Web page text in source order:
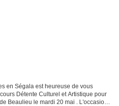
en Ségala est heureuse de vous
Détente Culturel et Artistique pour
Beaulieu le mardi 20 mai . L'occasion